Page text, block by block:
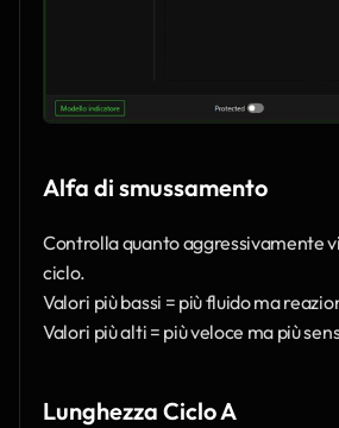
Alfa di smussamento
Controlla quanto aggressivamente
ciclo.
Valori più bassi = più fluido ma
Valori più alti = più veloce ma più
Lunghezza Ciclo A